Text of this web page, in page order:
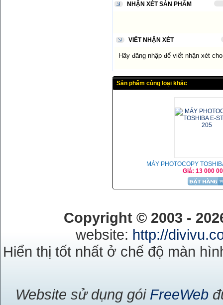
NHẬN XÉT SẢN PHẨM
VIẾT NHẬN XÉT
Hãy đăng nhập để viết nhận xét
Sản phẩm cùng loại khác
MÁY PHOTOCOPY
Giá: 13 000
Copyright © 2003 -
website: http://
Hiển thị tốt nhất ở chế độ màn
Website sử dụng gói FreeWeb